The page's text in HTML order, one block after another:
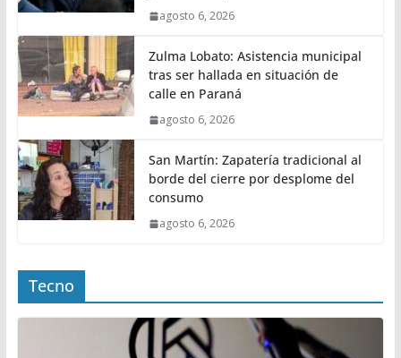
agosto 6, 2026
Zulma Lobato: Asistencia municipal
tras ser hallada en situación de
calle en Paraná
agosto 6, 2026
San Martín: Zapatería tradicional al
borde del cierre por desplome del
consumo
agosto 6, 2026
Tecno